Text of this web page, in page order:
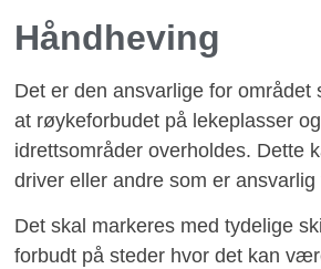
Håndheving
Det er den ansvarlige for området
at røykeforbudet på lekeplasser
idrettsområder overholdes. Dette
driver eller andre som er ansvarlig
Det skal markeres med tydelige
forbudt på steder hvor det kan